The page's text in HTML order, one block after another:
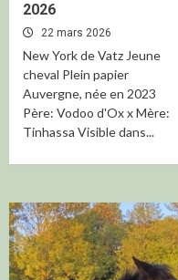
2026
22 mars 2026
New York de Vatz Jeune
cheval Plein papier
Auvergne, née en 2023
Père: Vodoo d'Ox x Mère:
Tinhassa Visible dans...